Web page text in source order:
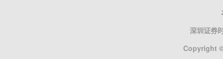
深圳证券
Copyright